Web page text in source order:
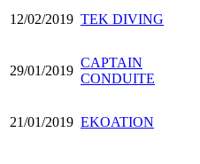
12/02/2019 TEK DIVING
29/01/2019
CAPTAIN
CONDUITE
21/01/2019 EKOATION